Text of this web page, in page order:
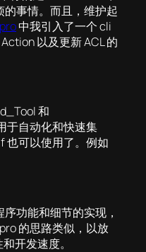
事情。而且，维护起
中我引入了一个 cli
以及更新 ACL 的
和
于自动化和快速集
也可以使用了。例如
功能和细节的实现，
的思路类似，以放
开发速度。